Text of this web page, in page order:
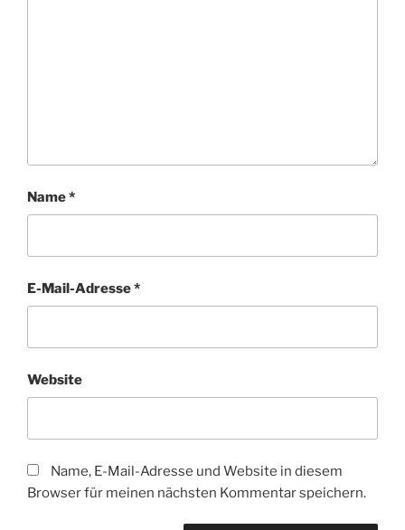
Name*
E-Mail-Adresse*
Website
Name, E-Mail-Adresse und Website in diesem
Browser für meinen nächsten Kommentar speichern.